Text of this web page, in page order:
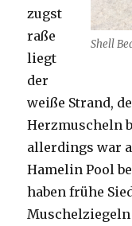
Shell
zugst
raße
liegt
der
weiße Strand,
Herzmuscheln
allerdings war
Hamelin Pool
haben frühe
Muschelziegeln